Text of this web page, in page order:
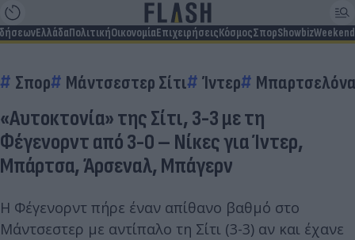
ΕλλάδαΠολιτικήΟικονομίαΕπιχειρήσειςΚόσμοςΣπορShowbizWeekend
Σπορ Μάντσεστερ Σίτι Ίντερ
«Αυτοκτονία» της Σίτι, 3-3 με τη
Φέγενορντ από 3-0 – Νίκες για Ίντερ,
Μπάρτσα, Άρσεναλ, Μπάγερν
Η Φέγενορντ πήρε έναν απίθανο βαθμό στο
Μάντσεστερ με αντίπαλο τη Σίτι (3-3) αν και έχανε